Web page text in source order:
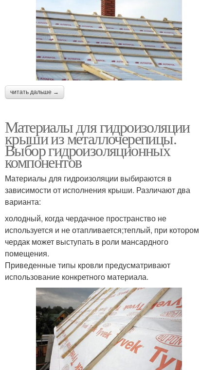
читать дальше →
Материалы для гидроизоляции
крыши из металлочерепицы.
Выбор гидроизоляционных
компонентов
Материалы для гидроизоляции выбираются в
зависимости от исполнения крыши. Различают два
варианта:
холодный, когда чердачное пространство не
используется и не отапливается;теплый, при котором
чердак может выступать в роли мансардного
помещения.
Приведенные типы кровли предусматривают
использование конкретного материала.